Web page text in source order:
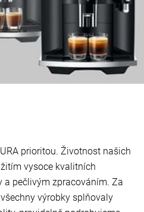
prioritou. Životnost našich
vysoce kvalitních
a pečlivým zpracováním. Za
výrobky splňovaly